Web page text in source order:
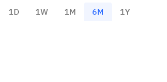
1D 1W 1M 6M 1Y